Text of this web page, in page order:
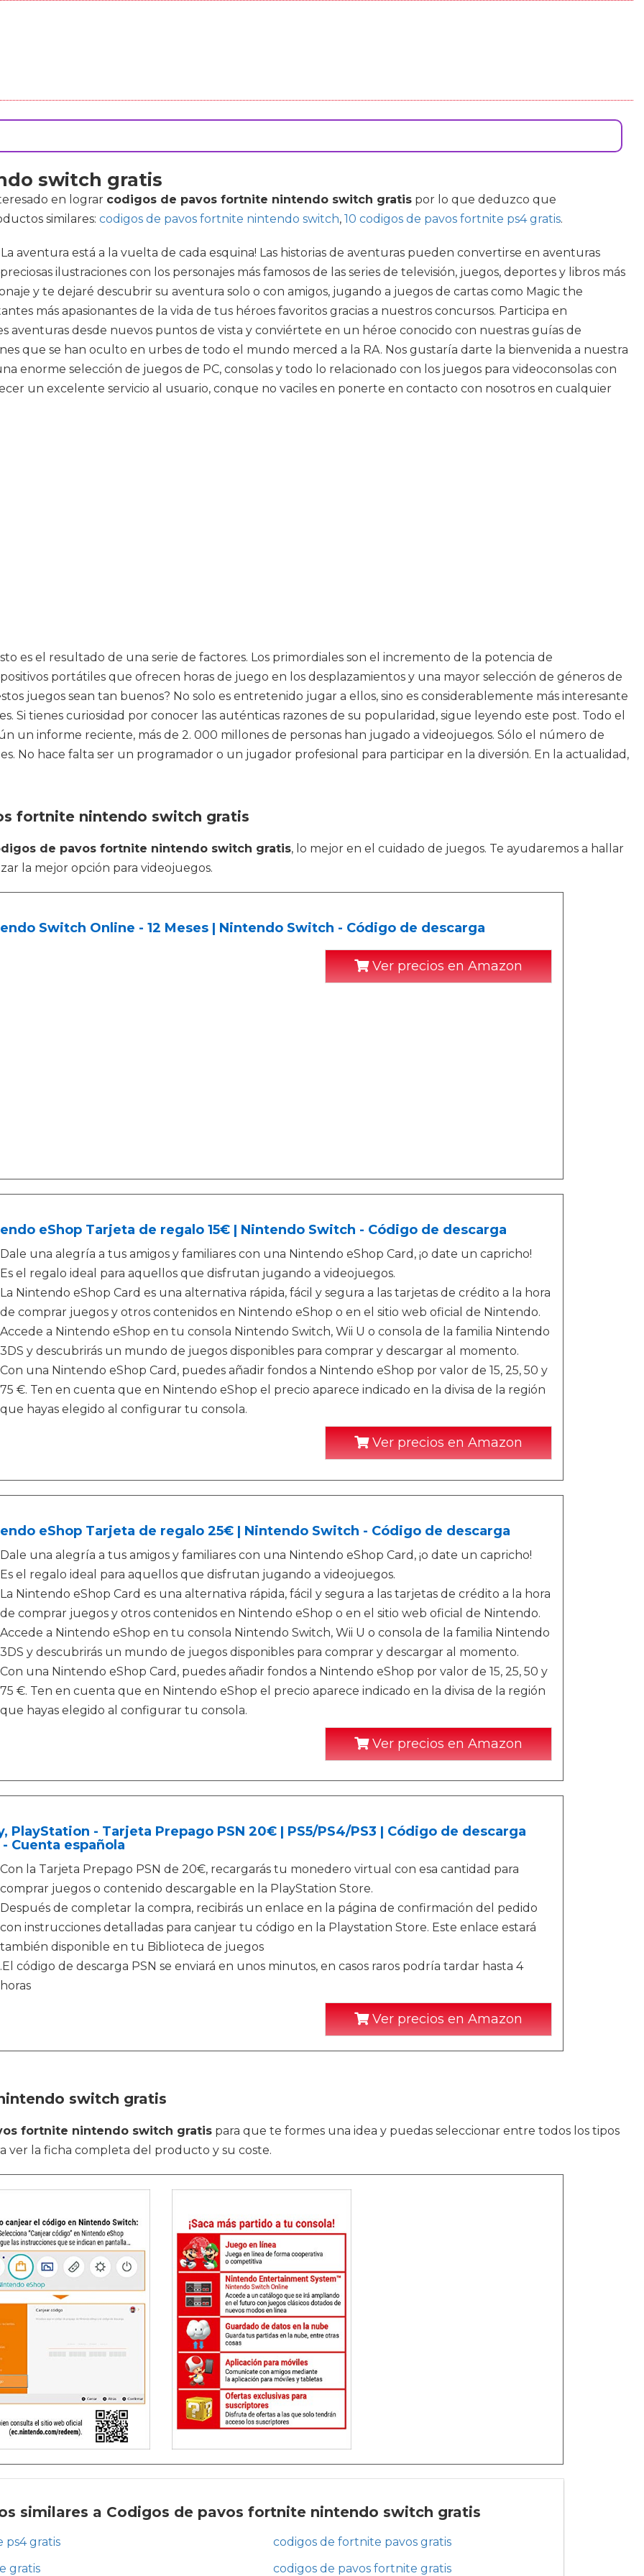
switch gratis
en lograr codigos de pavos fortnite nintendo switch gratis por lo que deduzco que
similares: codigos de pavos fortnite nintendo switch, 10 codigos de pavos fortnite ps4 gratis.
aventura está a la vuelta de cada esquina! Las historias de aventuras pueden convertirse en aventuras
ilustraciones con los personajes más famosos de las series de televisión, juegos, deportes y libros más
y te dejaré descubrir su aventura solo o con amigos, jugando a juegos de cartas como Magic the
más apasionantes de la vida de tus héroes favoritos gracias a nuestros concursos. Participa en
aventuras desde nuevos puntos de vista y conviértete en un héroe conocido con nuestras guías de
que se han oculto en urbes de todo el mundo merced a la RA. Nos gustaría darte la bienvenida a nuestra
enorme selección de juegos de PC, consolas y todo lo relacionado con los juegos para videoconsolas con
un excelente servicio al usuario, conque no vaciles en ponerte en contacto con nosotros en cualquier
es el resultado de una serie de factores. Los primordiales son el incremento de la potencia de
portátiles que ofrecen horas de juego en los desplazamientos y una mayor selección de géneros de
juegos sean tan buenos? No solo es entretenido jugar a ellos, sino es considerablemente más interesante
Si tienes curiosidad por conocer las auténticas razones de su popularidad, sigue leyendo este post. Todo el
un informe reciente, más de 2. 000 millones de personas han jugado a videojuegos. Sólo el número de
No hace falta ser un programador o un jugador profesional para participar en la diversión. En la actualidad,
fortnite nintendo switch gratis
de pavos fortnite nintendo switch gratis, lo mejor en el cuidado de juegos. Te ayudaremos a hallar
la mejor opción para videojuegos.
Switch Online - 12 Meses | Nintendo Switch - Código de descarga
Ver precios en Amazon
eShop Tarjeta de regalo 15€ | Nintendo Switch - Código de descarga
Dale una alegría a tus amigos y familiares con una Nintendo eShop Card, ¡o date un capricho!
Es el regalo ideal para aquellos que disfrutan jugando a videojuegos.
La Nintendo eShop Card es una alternativa rápida, fácil y segura a las tarjetas de crédito a la hora
de comprar juegos y otros contenidos en Nintendo eShop o en el sitio web oficial de Nintendo.
Accede a Nintendo eShop en tu consola Nintendo Switch, Wii U o consola de la familia Nintendo
3DS y descubrirás un mundo de juegos disponibles para comprar y descargar al momento.
Con una Nintendo eShop Card, puedes añadir fondos a Nintendo eShop por valor de 15, 25, 50 y
75 €. Ten en cuenta que en Nintendo eShop el precio aparece indicado en la divisa de la región
que hayas elegido al configurar tu consola.
Ver precios en Amazon
eShop Tarjeta de regalo 25€ | Nintendo Switch - Código de descarga
Dale una alegría a tus amigos y familiares con una Nintendo eShop Card, ¡o date un capricho!
Es el regalo ideal para aquellos que disfrutan jugando a videojuegos.
La Nintendo eShop Card es una alternativa rápida, fácil y segura a las tarjetas de crédito a la hora
de comprar juegos y otros contenidos en Nintendo eShop o en el sitio web oficial de Nintendo.
Accede a Nintendo eShop en tu consola Nintendo Switch, Wii U o consola de la familia Nintendo
3DS y descubrirás un mundo de juegos disponibles para comprar y descargar al momento.
Con una Nintendo eShop Card, puedes añadir fondos a Nintendo eShop por valor de 15, 25, 50 y
75 €. Ten en cuenta que en Nintendo eShop el precio aparece indicado en la divisa de la región
que hayas elegido al configurar tu consola.
Ver precios en Amazon
PlayStation - Tarjeta Prepago PSN 20€ | PS5/PS4/PS3 | Código de descarga
- Cuenta española
Con la Tarjeta Prepago PSN de 20€, recargarás tu monedero virtual con esa cantidad para
comprar juegos o contenido descargable en la PlayStation Store.
Después de completar la compra, recibirás un enlace en la página de confirmación del pedido
con instrucciones detalladas para canjear tu código en la Playstation Store. Este enlace estará
también disponible en tu Biblioteca de juegos
.El código de descarga PSN se enviará en unos minutos, en casos raros podría tardar hasta 4
horas
Ver precios en Amazon
switch gratis
fortnite nintendo switch gratis para que te formes una idea y puedas seleccionar entre todos los tipos
ver la ficha completa del producto y su coste.
similares a Codigos de pavos fortnite nintendo switch gratis
ps4 gratis
codigos de fortnite pavos gratis
gratis
codigos de pavos fortnite gratis